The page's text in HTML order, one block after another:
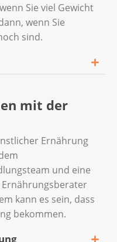
Sie viel Gewicht
wenn Sie
sind.
der
geeignet ist:
wird
über einen
Blutbahn
mit der
Ernährung
und eine
kann es sein, dass
bekommen.